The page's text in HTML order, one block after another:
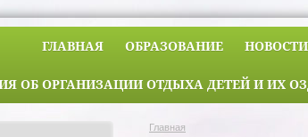
ГЛАВНАЯ ОБРАЗОВАНИЕ НОВОСТИ
ОБ ОРГАНИЗАЦИИ ОТДЫХА ДЕТЕЙ И ИХ
Главная